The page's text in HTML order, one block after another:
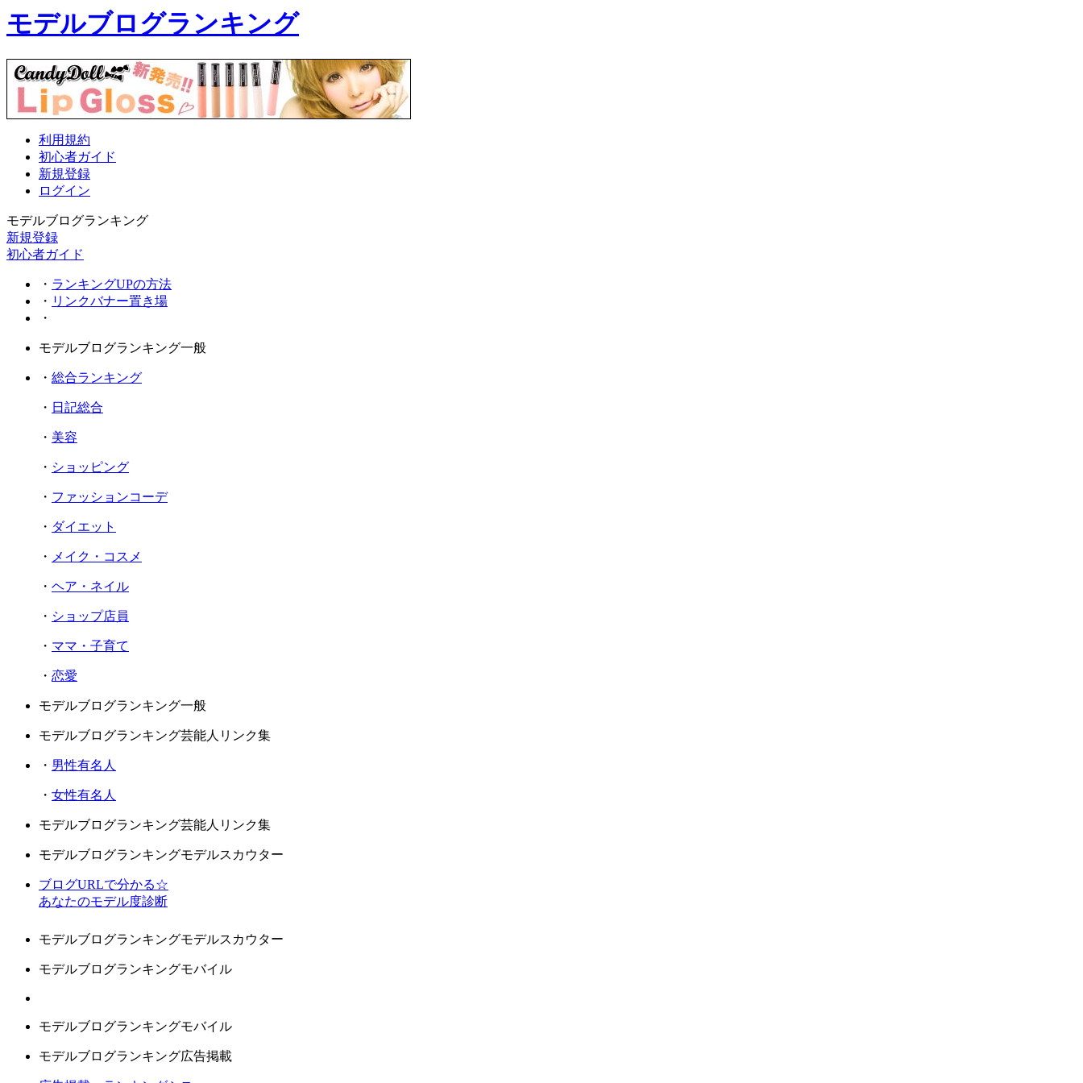
モデルブログランキング
利用規約
初心者ガイド
新規登録
ログイン
モデルブログランキング
新規登録
初心者ガイド
・ ランキングUPの方法
・ リンクバナー置き場
・
モデルブログランキング一般
・ 総合ランキング
・ 日記総合
・ 美容
・ ショッピング
・ ファッションコーデ
・ ダイエット
・ メイク・コスメ
・ ヘア・ネイル
・ ショップ店員
・ ママ・子育て
・ 恋愛
モデルブログランキング一般
モデルブログランキング芸能人リンク集
・ 男性有名人
・ 女性有名人
モデルブログランキング芸能人リンク集
モデルブログランキングモデルスカウター
ブログURLで分かる☆
あなたのモデル度診断
モデルブログランキングモデルスカウター
モデルブログランキングモバイル
モデルブログランキングモバイル
モデルブログランキング広告掲載